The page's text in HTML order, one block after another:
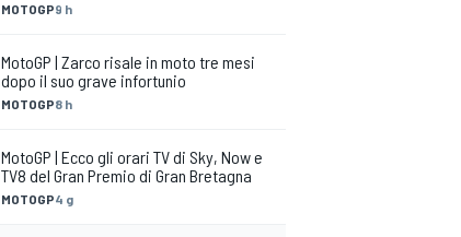
MOTOGP9 h
MOTOGP8 h
MotoGP | Zarco risale in moto tre mesi
dopo il suo grave infortunio
MOTOGP4 g
MotoGP | Ecco gli orari TV di Sky, Now e
TV8 del Gran Premio di Gran Bretagna